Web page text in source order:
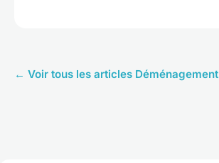
← Voir tous les articles Déménagement